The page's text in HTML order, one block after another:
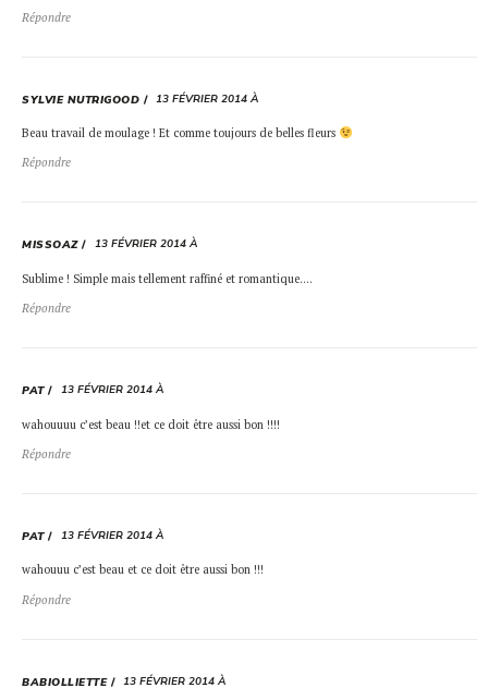
Répondre
SYLVIE NUTRIGOOD 13 FÉVRIER 2014 À
Beau travail de moulage ! Et comme toujours de belles fleurs
Répondre
MISSOAZ 13 FÉVRIER 2014 À
Sublime ! Simple mais tellement raffiné et romantique….
Répondre
PAT 13 FÉVRIER 2014 À
wahouuuu c’est beau !!et ce doit être aussi bon !!!!
Répondre
PAT 13 FÉVRIER 2014 À
wahouuu c’est beau et ce doit être aussi bon !!!
Répondre
BABIOLLIETTE 13 FÉVRIER 2014 À